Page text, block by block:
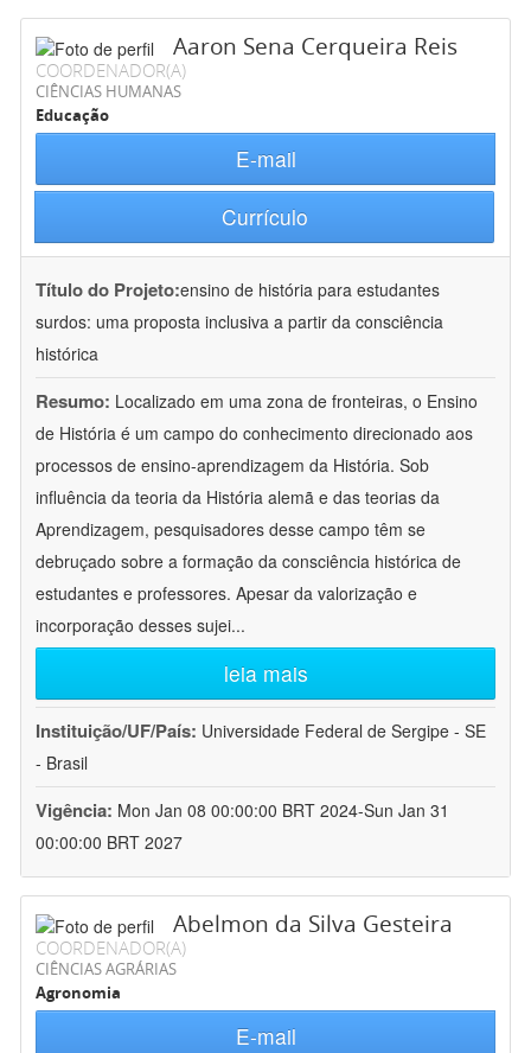
Aaron Sena Cerqueira Reis
COORDENADOR(A)
CIÊNCIAS HUMANAS
Educação
E-mail
Currículo
Título do Projeto:ensino de história para estudantes
surdos: uma proposta inclusiva a partir da consciência
histórica
Resumo: Localizado em uma zona de fronteiras, o Ensino
de História é um campo do conhecimento direcionado aos
processos de ensino-aprendizagem da História. Sob
influência da teoria da História alemã e das teorias da
Aprendizagem, pesquisadores desse campo têm se
debruçado sobre a formação da consciência histórica de
estudantes e professores. Apesar da valorização e
incorporação desses sujei...
leia mais
Instituição/UF/País: Universidade Federal de Sergipe - SE
- Brasil
Vigência: Mon Jan 08 00:00:00 BRT 2024-Sun Jan 31
00:00:00 BRT 2027
Abelmon da Silva Gesteira
COORDENADOR(A)
CIÊNCIAS AGRÁRIAS
Agronomia
E-mail